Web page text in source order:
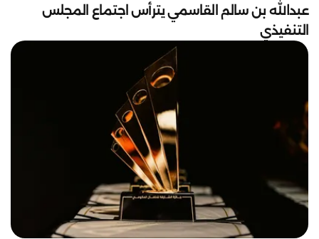
عبدالله بن سالم القاسمي يترأس اجتماع المجلس
التنفيذي